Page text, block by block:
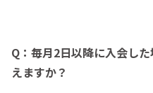
Q：毎月2日以降に入会し
えますか？